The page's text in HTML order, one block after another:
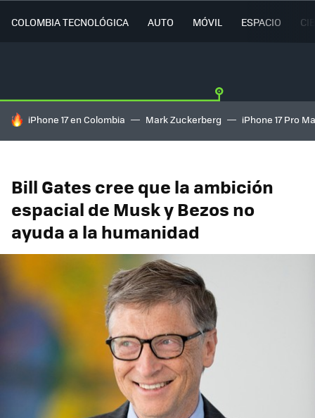
COLOMBIA TECNOLÓGICA AUTO MÓVIL ESPACIO
HOY SE HABLA DE
iPhone 17 en Colombia Mark Zuckerberg iPhone 17 Pro
Bill Gates cree que la ambición
espacial de Musk y Bezos no
ayuda a la humanidad